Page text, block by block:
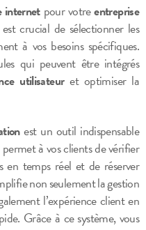
internetpour votreentreprise
crucial de sélectionner les
à vos besoins spécifiques.
qui peuvent être intégrés
utilisateuret optimiser la
est un outil indispensable
à vos clients de vérifier
en temps réel et de réserver
non seulement la gestion
l’expérience client en
Grâce à ce système, vous